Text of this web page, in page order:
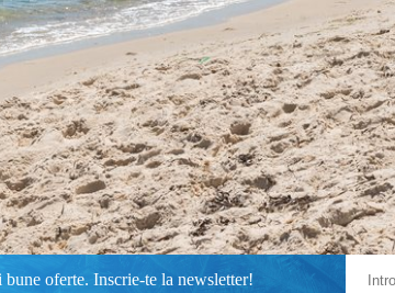
oferte. Inscrie-te la newsletter!